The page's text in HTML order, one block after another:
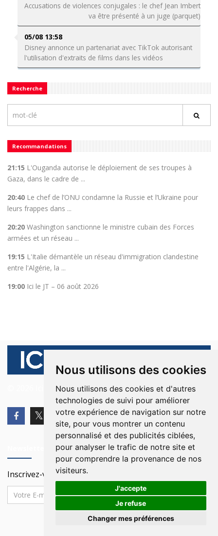
Nous utilisons des cookies
Nous utilisons des cookies et d'autres
technologies de suivi pour améliorer
votre expérience de navigation sur notre
site, pour vous montrer un contenu
personnalisé et des publicités ciblées,
pour analyser le trafic de notre site et
pour comprendre la provenance de nos
visiteurs.
J'accepte
Je refuse
Changer mes préférences
Accusations de violences conjugales : le chef Jean Imbert
va être présenté à un juge (parquet)
05/08 13:58
Disney annonce un partenariat avec TikTok autorisant
l'utilisation d'extraits de films dans les vidéos
Recherche
Recommandations
21:15 L'Ouganda autorise le déploiement de ses troupes à
Gaza, dans le cadre de ...
20:40 Le chef de l’ONU condamne la Russie et l’Ukraine pour
leurs frappes dans ...
20:20 Washington sanctionne le ministre cubain des Forces
armées et un réseau ...
19:15 L'Italie démantèle un réseau d'immigration clandestine
entre l'Algérie, la ...
19:00 Ici le JT – 06 août 2026
© 2026 Ici Beyrouth. Tous les droits sont réservés.
Inscrivez-vous à notre Newsletter